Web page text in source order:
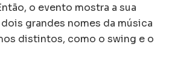
o evento mostra a sua
grandes nomes da música
distintos, como o swing e o